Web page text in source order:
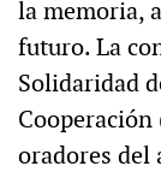
la memoria,
futuro. La
Solidaridad
Cooperación
oradores del